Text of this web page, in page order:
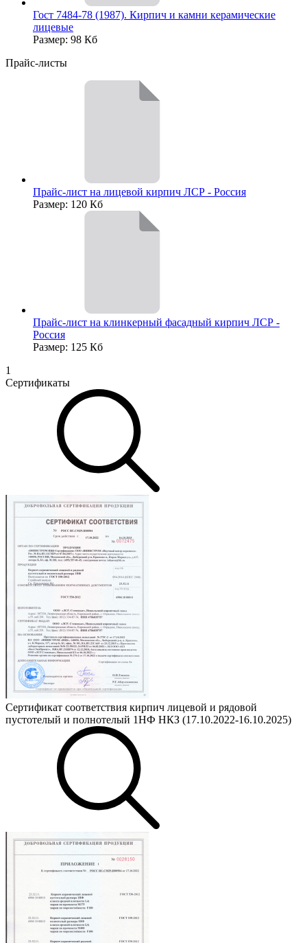
Гост 7484-78 (1987). Кирпич и камни керамические
лицевые
Размер: 98 Кб
Прайс-листы
Прайс-лист на лицевой кирпич ЛСР - Россия
Размер: 120 Кб
Прайс-лист на клинкерный фасадный кирпич ЛСР -
Россия
Размер: 125 Кб
1
Сертификаты
Сертификат соответствия кирпич лицевой и рядовой
пустотелый и полнотелый 1НФ НКЗ (17.10.2022-16.10.2025)